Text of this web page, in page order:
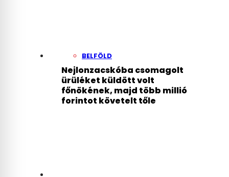
BELFÖLD
Nejlonzacskóba csomagolt
ürüléket küldött volt
főnökének, majd több millió
forintot követelt tőle